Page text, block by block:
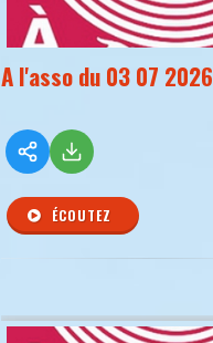
A l'asso du 03 07 2026
ÉCOUTEZ